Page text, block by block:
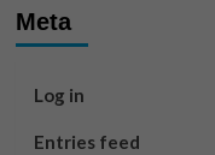
Meta
Log in
Entries feed